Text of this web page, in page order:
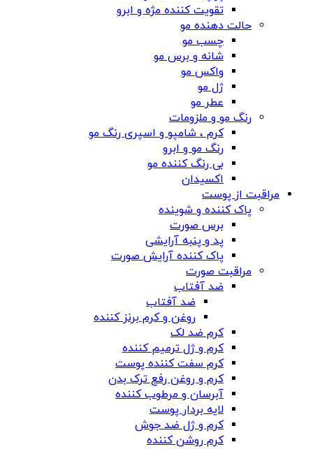
تقویت کننده مژه و ابرو
حالت دهنده مو
چسب مو
شانه‌ و برس مو
واکس مو
ژل مو
عطر مو
رنگ مو و ملزومات
کرم ، شامپو و اسپری رنگ مو
رنگ مو و ابرو
بی رنگ کننده مو
اکسیدان
مراقبت از پوست
پاک کننده و شوینده
برس صورت
پد و پنبه آرایشی
پاک کننده آرایش صورت
مراقبت صورت
ضد آفتاب
ضد آفتاب
روغن و کرم برنز کننده
کرم ضد لک
کرم و ژل ترمیم کننده
کرم سفت کننده پوست
کرم و روغن رفع ترک بدن
آبرسان و مرطوب کننده
لایه بردار پوست
کرم و ژل ضد جوش
کرم روشن کننده